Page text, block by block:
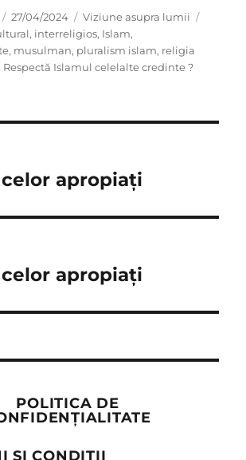
Posted
on
27/04/2024 Categories
Viziune asupra lumii
, interreligios, Islam,
, musulman, pluralism islam, religia
Respectă Islamul celelalte credinte ?
apropiați
apropiați
POLITICA DE
ȘI CONDIȚII